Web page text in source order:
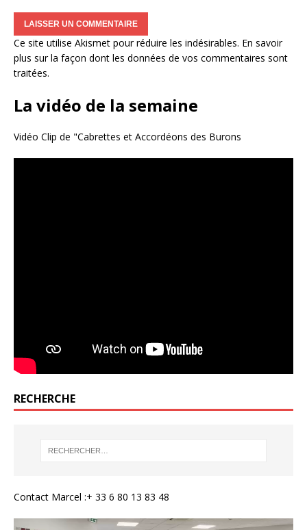
Ce site utilise Akismet pour réduire les indésirables. En savoir
plus sur la façon dont les données de vos commentaires sont
traitées.
La vidéo de la semaine
Vidéo Clip de "Cabrettes et Accordéons des Burons
RECHERCHE
Contact Marcel :+ 33 6 80 13 83 48